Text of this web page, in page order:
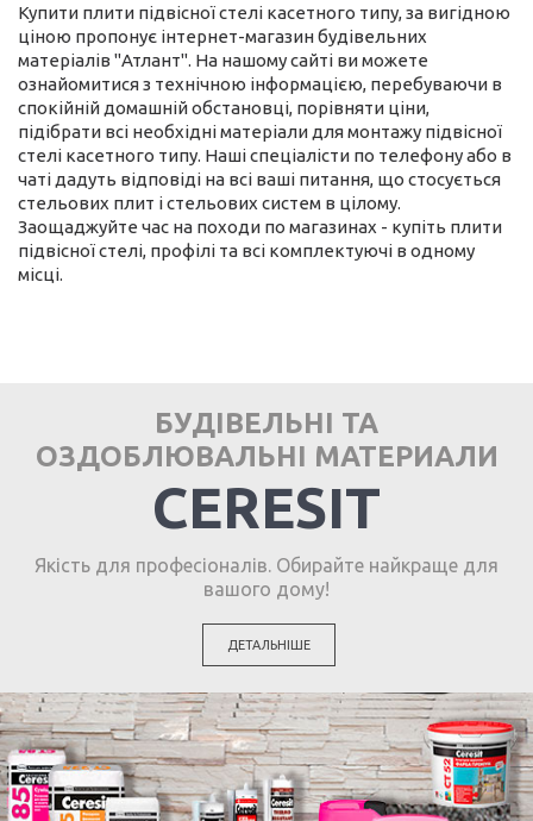
Купити плити підвісної стелі касетного типу, за вигідною
ціною пропонує інтернет-магазин будівельних
матеріалів "Атлант". На нашому сайті ви можете
ознайомитися з технічною інформацією, перебуваючи в
спокійній домашній обстановці, порівняти ціни,
підібрати всі необхідні матеріали для монтажу підвісної
стелі касетного типу. Наші спеціалісти по телефону або в
чаті дадуть відповіді на всі ваші питання, що стосується
стельових плит і стельових систем в цілому.
Заощаджуйте час на походи по магазинах - купіть плити
підвісної стелі, профілі та всі комплектуючі в одному
місці.
БУДІВЕЛЬНІ ТА
ОЗДОБЛЮВАЛЬНІ МАТЕРИАЛИ
CERESIT
Якість для професіоналів. Обирайте найкраще для
вашого дому!
ДЕТАЛЬНІШЕ